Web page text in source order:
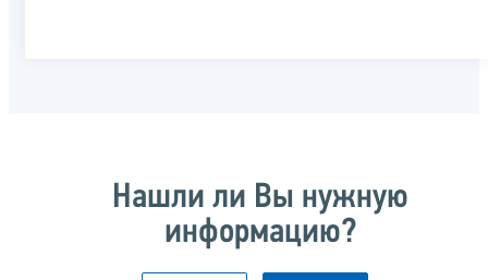
Нашли ли Вы нужную
информацию?